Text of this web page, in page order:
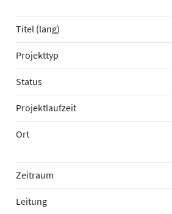
Titel (lang)
Projekttyp
Status
Projektlaufzeit
Ort
Zeitraum
Leitung